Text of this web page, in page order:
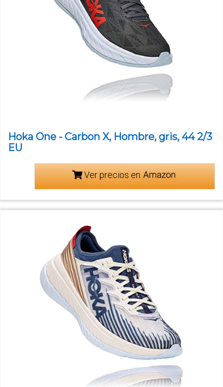
Hoka One - Carbon X, Hombre, gris, 44 2/3
EU
Ver precios en